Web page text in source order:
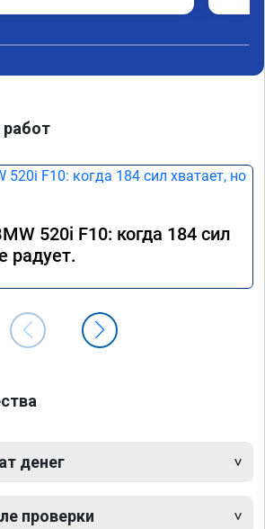
520i F10: когда 184 сил
радует.
денег
проверки